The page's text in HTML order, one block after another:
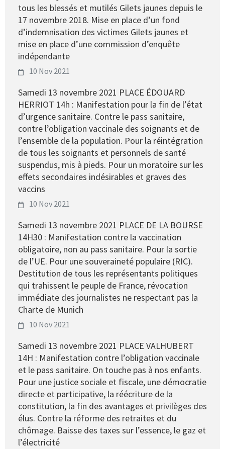
tous les blessés et mutilés Gilets jaunes depuis le
17 novembre 2018. Mise en place d’un fond
d’indemnisation des victimes Gilets jaunes et
mise en place d’une commission d’enquête
indépendante
10 Nov 2021
Samedi 13 novembre 2021 PLACE ÉDOUARD
HERRIOT 14h : Manifestation pour la fin de l’état
d’urgence sanitaire. Contre le pass sanitaire,
contre l’obligation vaccinale des soignants et de
l’ensemble de la population. Pour la réintégration
de tous les soignants et personnels de santé
suspendus, mis à pieds. Pour un moratoire sur les
effets secondaires indésirables et graves des
vaccins
10 Nov 2021
Samedi 13 novembre 2021 PLACE DE LA BOURSE
14H30 : Manifestation contre la vaccination
obligatoire, non au pass sanitaire. Pour la sortie
de l’UE. Pour une souveraineté populaire (RIC).
Destitution de tous les représentants politiques
qui trahissent le peuple de France, révocation
immédiate des journalistes ne respectant pas la
Charte de Munich
10 Nov 2021
Samedi 13 novembre 2021 PLACE VALHUBERT
14H : Manifestation contre l’obligation vaccinale
et le pass sanitaire. On touche pas à nos enfants.
Pour une justice sociale et fiscale, une démocratie
directe et participative, la réécriture de la
constitution, la fin des avantages et privilèges des
élus. Contre la réforme des retraites et du
chômage. Baisse des taxes sur l’essence, le gaz et
l’électricité